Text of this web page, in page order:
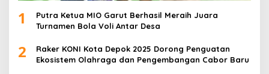
1
Putra Ketua MIO Garut Berhasil Meraih Juara
Turnamen Bola Voli Antar Desa
2
Raker KONI Kota Depok 2025 Dorong Penguatan
Ekosistem Olahraga dan Pengembangan Cabor Baru